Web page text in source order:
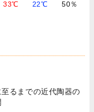
33℃ 22℃ 50％
るまでの近代陶器の